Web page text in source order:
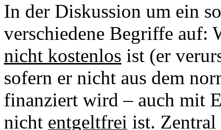
In der Diskussion um ein
verschiedene Begriffe auf:
nicht kostenlos ist (er
sofern er nicht aus dem
finanziert wird – auch mit
nicht entgeltfrei ist. Zentral